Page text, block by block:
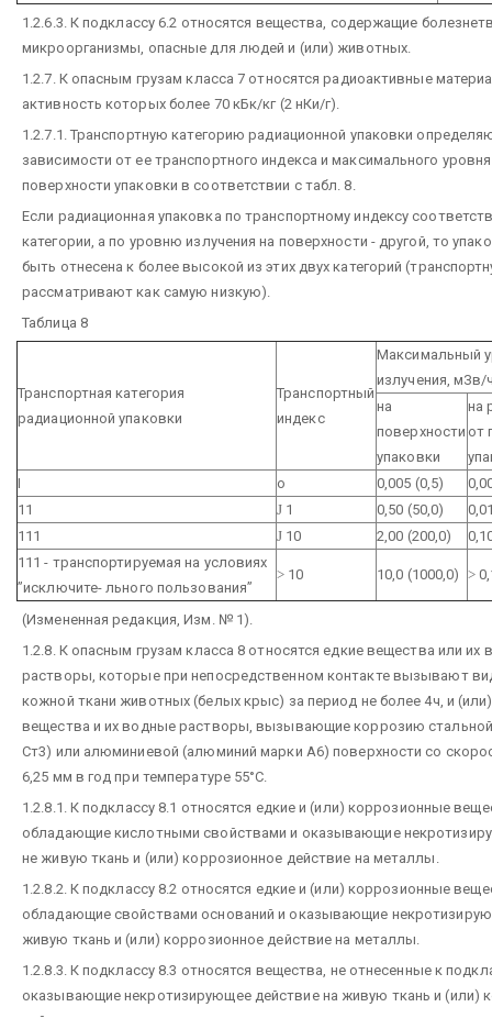
1.2.6.3. К подклассу 6.2 относятся вещества, содержащие
микроорганизмы, опасные для людей и (или) животных.
1.2.7. К опасным грузам класса 7 относятся радиоактивные
активность которых более 70 кБк/кг (2 нКи/г).
1.2.7.1. Транспортную категорию радиационной упаковки
зависимости от ее транспортного индекса и максимального
поверхности упаковки в соответствии с табл. 8.
Если радиационная упаковка по транспортному индексу
категории, а по уровню излучения на поверхности - другой, то
быть отнесена к более высокой из этих двух категорий
рассматривают как самую низкую).
Таблица 8
Транспортная категория
радиационной упаковки
Транспортный
индекс
Максимальный
излучения,
на
поверхности
упаковки
на
от
I
о 0,005 (0,5)
11
Ј 1 0,50 (50,0)
111
Ј 10 2,00 (200,0)
111 - транспортируемая на условиях
”исключите- льного пользования”
> 10 10,0 (1000,0) >
(Измененная редакция, Изм. № 1).
1.2.8. К опасным грузам класса 8 относятся едкие вещества или их
растворы, которые при непосредственном контакте вызывают
кожной ткани животных (белых крыс) за период не более 4ч, и
вещества и их водные растворы, вызывающие коррозию
Ст3) или алюминиевой (алюминий марки А6) поверхности со
6,25 мм в год при температуре 55°С.
1.2.8.1. К подклассу 8.1 относятся едкие и (или) коррозионные
обладающие кислотными свойствами и оказывающие
не живую ткань и (или) коррозионное действие на металлы.
1.2.8.2. К подклассу 8.2 относятся едкие и (или) коррозионные
обладающие свойствами оснований и оказывающие
живую ткань и (или) коррозионное действие на металлы.
1.2.8.3. К подклассу 8.3 относятся вещества, не отнесенные к
оказывающие некротизирующее действие на живую ткань и (или)